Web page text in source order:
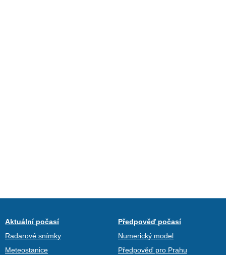
Aktuální počasí
Radarové snímky
Meteostanice
Předpověď počasí
Numerický model
Předpověď pro Prahu